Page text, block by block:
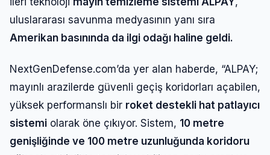
uluslararası savunma medyasının yanı sıra
Amerikan basınında da ilgi odağı haline geldi.
NextGenDefense.com’da yer alan haberde, “ALPAY;
mayınlı arazilerde güvenli geçiş koridorları açabilen,
yüksek performanslı bir roket destekli hat patlayıcı
sistemi olarak öne çıkıyor. Sistem, 10 metre
genişliğinde ve 100 metre uzunluğunda koridoru